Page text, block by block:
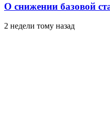
О снижении базовой
2 недели тому назад